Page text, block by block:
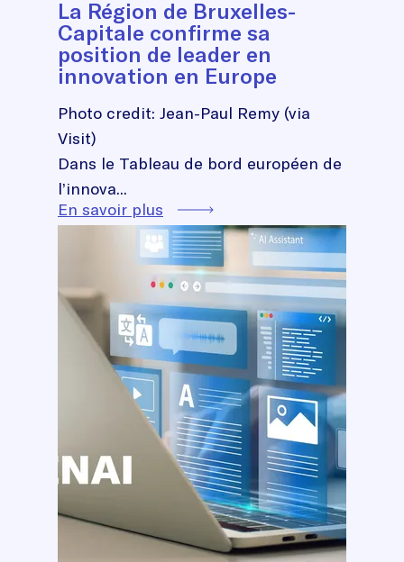
La Région de Bruxelles-
Capitale confirme sa
position de leader en
innovation en Europe
Photo credit: Jean-Paul Remy (via
Visit)
Dans le Tableau de bord européen de
l’innova...
En savoir plus